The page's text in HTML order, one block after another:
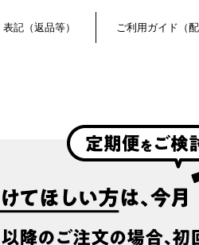
記（返品等） ご利用ガイド（